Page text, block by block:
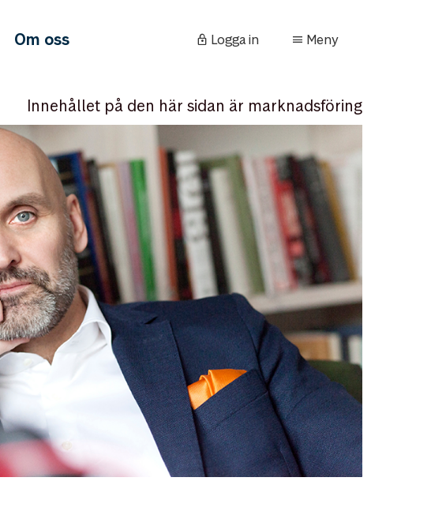
Om oss Logga in Meny
Innehållet på den här sidan är marknadsföring